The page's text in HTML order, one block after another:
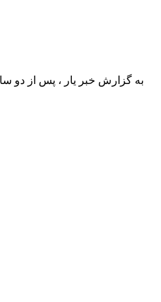
به گزارش خبر یار ، پس از دو